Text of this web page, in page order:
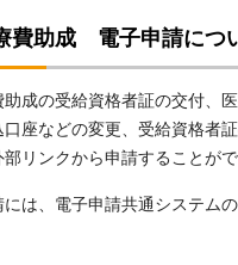
費助成 電子申請につ
助成の受給資格者証の交付、
口座などの変更、受給資格者
リンクから申請することがで
には、電子申請共通システム